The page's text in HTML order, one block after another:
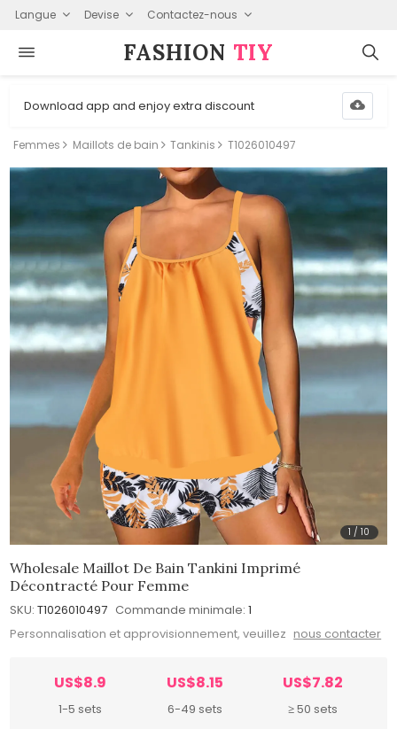
Langue Devise Contactez-nous
FASHION⁠ TIY
Download app and enjoy extra discount
Femmes Maillots de bain Tankinis T1026010497
1 /10
Wholesale Maillot De Bain Tankini Imprimé
Décontracté Pour Femme
SKU: T1026010497 Commande minimale: 1
Personnalisation et approvisionnement, veuillez nous contacter
US$8.9
1-5 sets
US$8.15
6-49 sets
US$7.82
≥ 50 sets